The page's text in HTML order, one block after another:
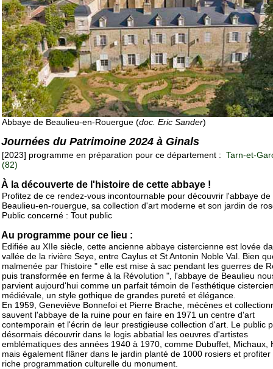
Abbaye de Beaulieu-en-Rouergue (doc. Eric Sander)
Journées du Patrimoine 2024 à Ginals
[2023] programme en préparation pour ce département : Tarn-et-
(82)
À la découverte de l'histoire de cette abbaye !
Profitez de ce rendez-vous incontournable pour découvrir l'abbaye de
Beaulieu-en-rouergue, sa collection d'art moderne et son jardin de
Public concerné : Tout public
Au programme pour ce lieu :
Edifiée au XIIe siècle, cette ancienne abbaye cistercienne est lovée
vallée de la rivière Seye, entre Caylus et St Antonin Noble Val. Bien
malmenée par l'histoire " elle est mise à sac pendant les guerres de
puis transformée en ferme à la Révolution ", l'abbaye de Beaulieu
parvient aujourd'hui comme un parfait témoin de l'esthétique
médiévale, un style gothique de grandes pureté et élégance.
En 1959, Geneviève Bonnefoi et Pierre Brache, mécènes et
sauvent l'abbaye de la ruine pour en faire en 1971 un centre d'art
contemporain et l'écrin de leur prestigieuse collection d'art. Le public
désormais découvrir dans le logis abbatial les oeuvres d'artistes
emblématiques des années 1940 à 1970, comme Dubuffet, Michaux,
mais également flâner dans le jardin planté de 1000 rosiers et profiter
riche programmation culturelle du monument.